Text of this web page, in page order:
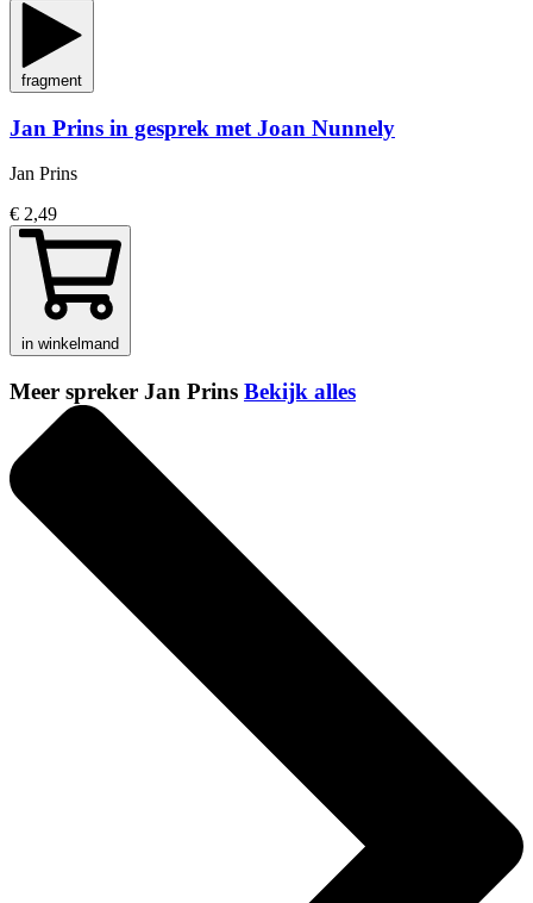
fragment
Jan Prins in gesprek met Joan Nunnely
Jan Prins
€ 2,49
in winkelmand
Meer spreker Jan Prins Bekijk alles